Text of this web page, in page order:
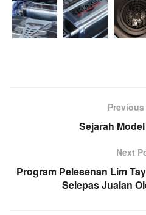
Sejarah
Next
Program Pelesenan Lim
Selepas Jualan